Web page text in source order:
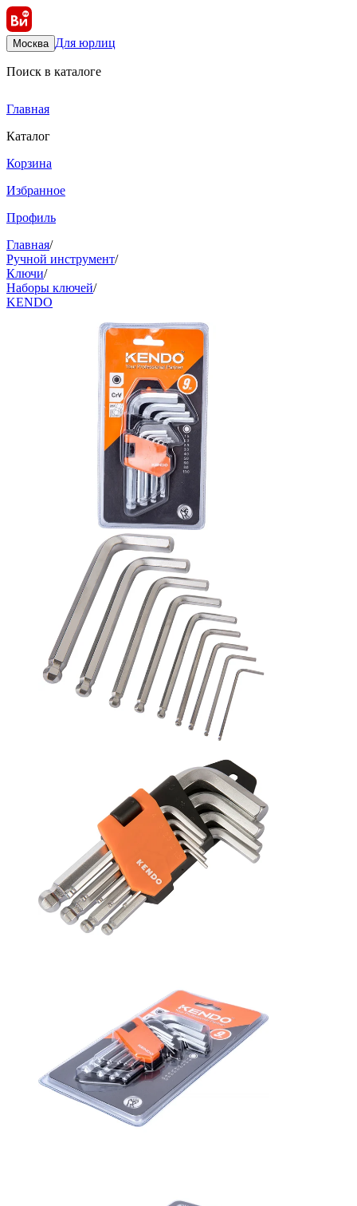
Москва Для юрлиц
Поиск в каталоге
Главная
Каталог
Корзина
Избранное
Профиль
Главная/
Ручной инструмент/
Ключи/
Наборы ключей/
KENDO